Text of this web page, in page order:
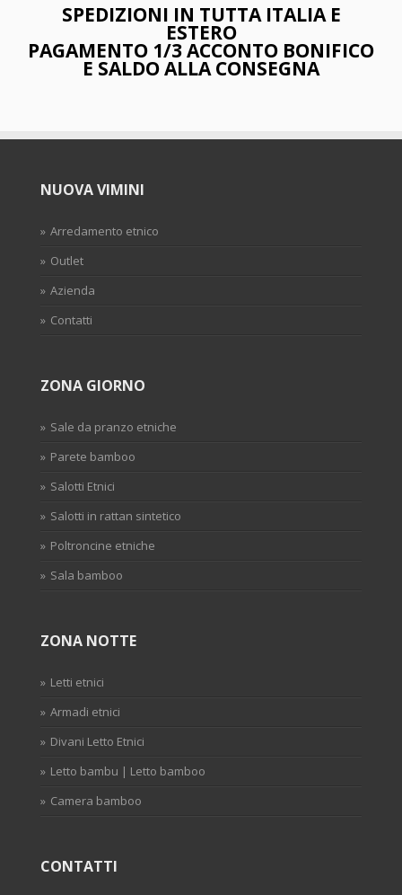
SPEDIZIONI IN TUTTA ITALIA E
ESTERO
PAGAMENTO 1/3 ACCONTO BONIFICO
E SALDO ALLA CONSEGNA
NUOVA VIMINI
Arredamento etnico
Outlet
Azienda
Contatti
ZONA GIORNO
Sale da pranzo etniche
Parete bamboo
Salotti Etnici
Salotti in rattan sintetico
Poltroncine etniche
Sala bamboo
ZONA NOTTE
Letti etnici
Armadi etnici
Divani Letto Etnici
Letto bambu | Letto bamboo
Camera bamboo
CONTATTI